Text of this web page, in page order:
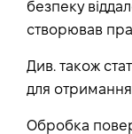
безпеку
створював
Див. також
для отримання
Обробка